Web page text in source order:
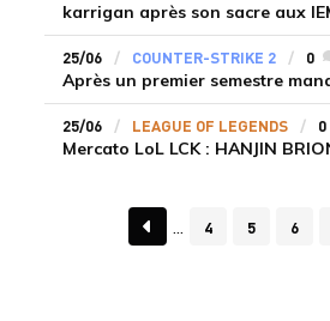
karrigan après son sacre aux
25/06 COUNTER-STRIKE 2 0
Après un premier semestre
25/06 LEAGUE OF LEGENDS 0
Mercato LoL LCK : HANJIN
4 5 6